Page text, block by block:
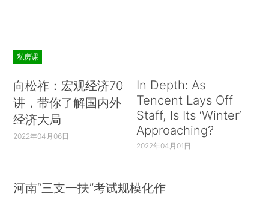
私房课
向松祚：宏观经济70
讲，带你了解国内外
经济大局
2022年04月06日
In Depth: As
Tencent Lays Off
Staff, Is Its ‘Winter’
Approaching?
2022年04月01日
河南“三支一扶”考试规模化作